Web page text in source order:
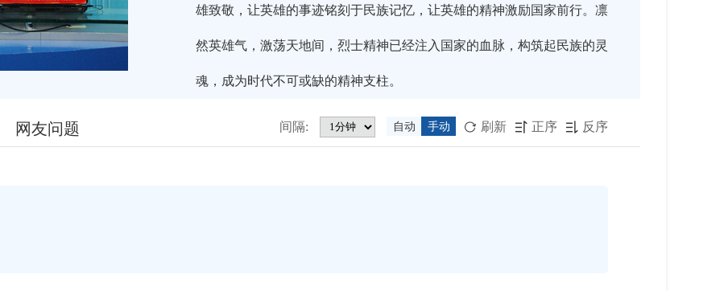
雄致敬，让英雄的事迹铭刻于民族记忆，让英雄的精神激励国家前行。凛
然英雄气，激荡天地间，烈士精神已经注入国家的血脉，构筑起民族的灵
魂，成为时代不可或缺的精神支柱。
网友问题 间隔: 自动 手动  刷新  正序  反序